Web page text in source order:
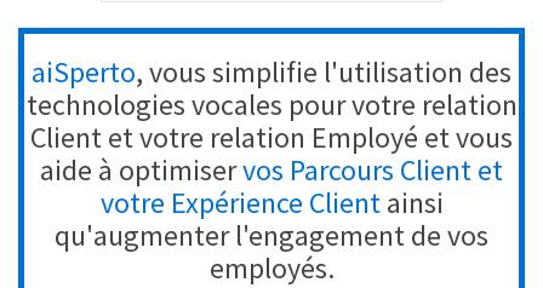
aiSperto, vous simplifie l'utilisation des
technologies vocales pour votre relation
Client et votre relation Employé et vous
aide à optimiservos Parcours Client et
votre Expérience Clientainsi
qu'augmenter l'engagement de vos
employés.